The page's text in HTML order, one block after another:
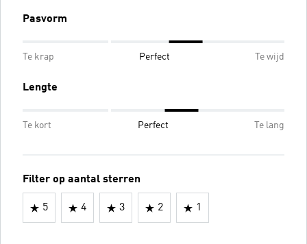
Pasvorm
Te krap Perfect Te wijd
Lengte
Te kort Perfect Te lang
Filter op aantal sterren
5 4 3 2 1